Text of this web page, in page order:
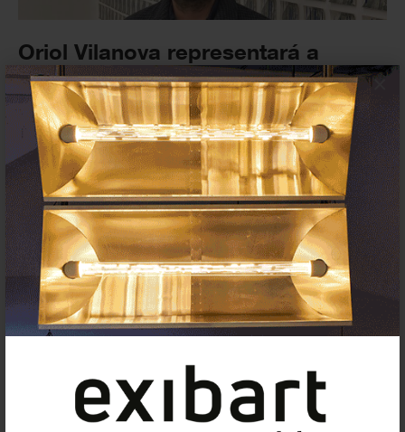
×
Oriol Vilanova representará a
España en la 61ª Bienal de Arte...
NOTICIAS 1 ABRIL 2025
ARCOmadrid 2025: la participación
italiana y la exploración de la
memoria...